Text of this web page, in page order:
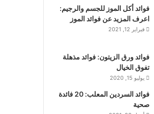
فوائد أكل الموز للجسم والرجيم:
اعرف المزيد عن فوائد الموز
فبراير 12, 2021
فوائد ورق الزيتون: فوائد مذهلة
تفوق الخيال
يوليو 15, 2020
فوائد السردين المعلب: 20 فائدة
صحية